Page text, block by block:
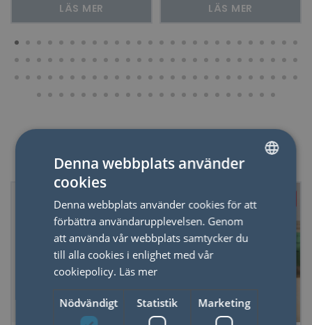
LÄS MER LÄS MER
Relaterade produkter
Just nu - 20% dras av i
ENGLISH
Denna webbplats använder
cookies
Denna webbplats använder cookies för att
förbättra användarupplevelsen. Genom
att använda vår webbplats samtycker du
till alla cookies i enlighet med vår
cookiepolicy. Läs mer
Nödvändigt Statistik Marketing